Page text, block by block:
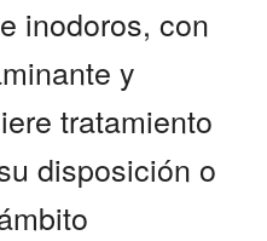
inodoros, con
y
tratamiento
disposición o